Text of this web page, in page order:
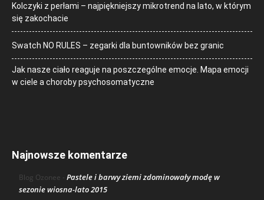
Kolczyki z perłami – najpiękniejszy mikrotrend na lato, w którym
się zakochacie
Swatch NO RULES – zegarki dla buntowników bez granic
Jak nasze ciało reaguje na poszczególne emocje. Mapa emocji
w ciele a choroby psychosomatyczne
Najnowsze komentarze
Blog Ozonee - Pastele i barwy ziemi zdominowały modę w
sezonie wiosna-lato 2015